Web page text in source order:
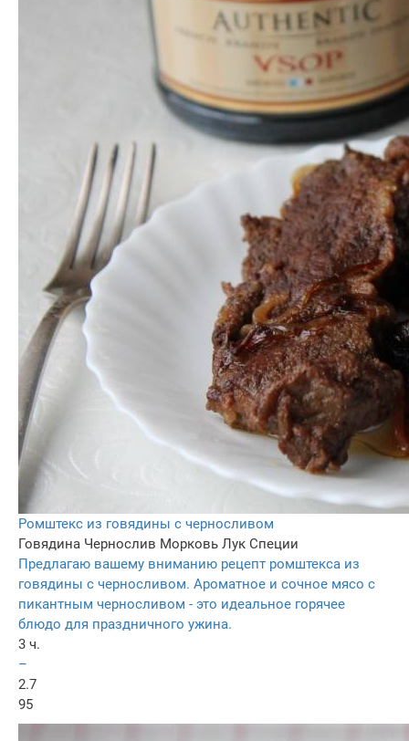
Ромштекс из говядины с черносливом
Говядина Чернослив Морковь Лук Специи
Предлагаю вашему вниманию рецепт ромштекса из
говядины с черносливом. Ароматное и сочное мясо с
пикантным черносливом - это идеальное горячее
блюдо для праздничного ужина.
3 ч.
–
2.7
95